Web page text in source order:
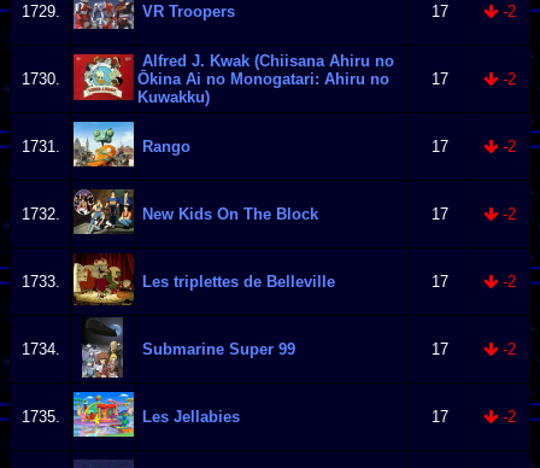
1729. VR Troopers 17 -2
1730.
Alfred J. Kwak (Chiisana Ahiru no
Ōkina Ai no Monogatari: Ahiru no
Kuwakku)
17 -2
1731. Rango 17 -2
1732. New Kids On The Block 17 -2
1733. Les triplettes de Belleville 17 -2
1734. Submarine Super 99 17 -2
1735. Les Jellabies 17 -2